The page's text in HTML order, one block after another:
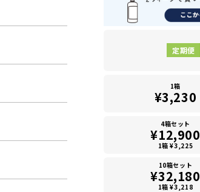
1箱
¥3,230
4箱セット
¥12,900
1箱 ¥3,225
10箱セット
¥32,180
1箱 ¥3,218